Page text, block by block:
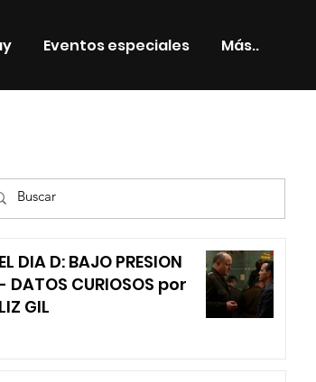
Eventos especiales Más..
EL DIA D: BAJO PRESION
DATOS CURIOSOS por
LIZ GIL